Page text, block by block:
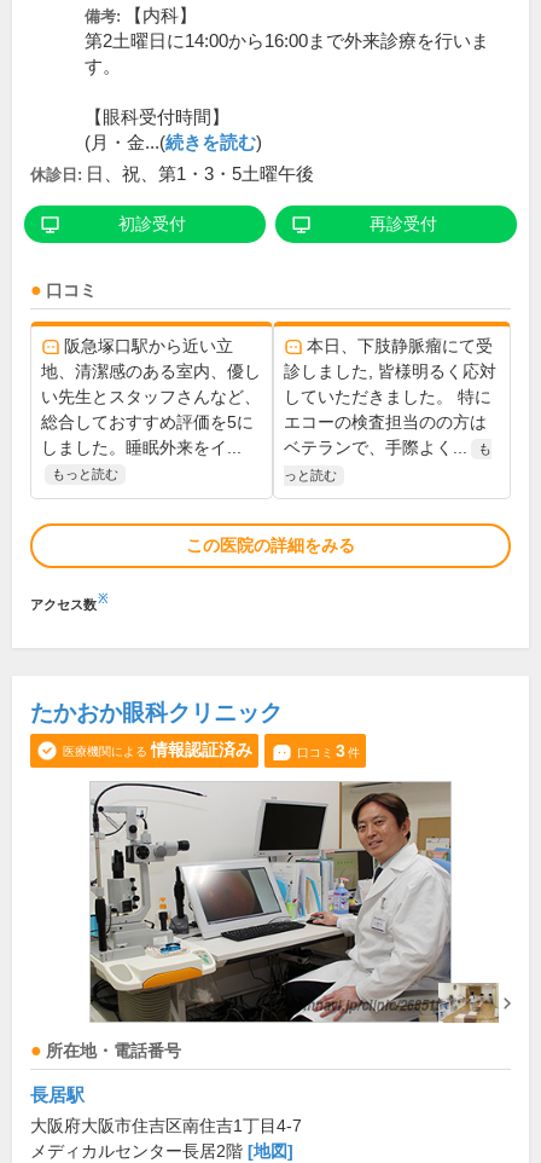
備考:
【内科】
第2土曜日に14:00から16:00まで外来診療を行いま
す。
【眼科受付時間】
(月・金...(続きを読む)
休診日: 日、祝、第1・3・5土曜午後
初診受付 再診受付
口コミ
阪急塚口駅から近い立
地、清潔感のある室内、優し
い先生とスタッフさんなど、
総合しておすすめ評価を5に
しました。睡眠外来をイ...
もっと読む
本日、下肢静脈瘤にて受
診しました, 皆様明るく応対
していただきました。 特に
エコーの検査担当のの方は
ベテランで、手際よく...
も
っと読む
この医院の詳細をみる
アクセス数※
たかおか眼科クリニック
医療機関による 情報認証済み 口コミ 3件
所在地・電話番号
長居駅
大阪府大阪市住吉区南住吉1丁目4-7
メディカルセンター長居2階 [地図]